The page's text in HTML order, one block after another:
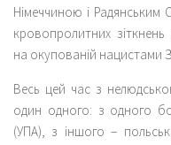
Німеччиною і
кровопролитних зіткнень
на окупованій нацистами
Весь цей час з
один одного: з одного
(УПА), з іншого –